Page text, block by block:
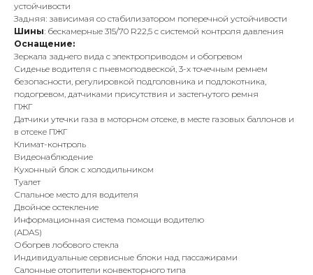
устойчивости
Задняя: зависимая со стабилизатором поперечной устойчивости
Шины: бескамерные 315/70 R22,5 с системой контроля давления
Оснащение:
Зеркала заднего вида с электроприводом и обогревом
Сиденье водителя с пневмоподвеской, 3-х точечным ремнем
безопасности, регулировкой подголовника и подлокотника,
подогревом, датчиками присутствия и застегнутого ремня
ПЖГ
Датчики утечки газа в моторном отсеке, в месте газовых баллонов и
в отсеке ПЖГ
Климат-контроль
Видеонаблюдение
Кухонный блок с холодильником
Туалет
Спальное место для водителя
Двойное остекление
Информационная система помощи водителю
(ADAS)
Обогрев лобового стекла
Индивидуальные сервисные блоки над пассажирами
Салонные отопители конвекторного типа